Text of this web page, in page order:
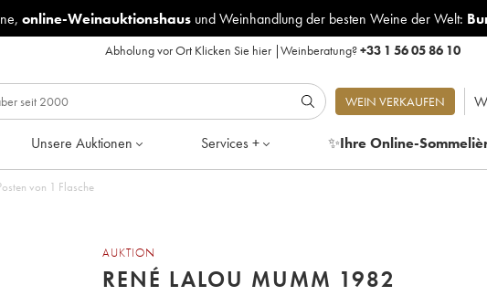
online-Weinauktionshausund Weinhandlung der besten Weine der Welt:
Abholung vor Ort Klicken Sie hier|Weinberatung?+33 1 56 05 86 10
WEIN VERKAUFEN
Unsere Auktionen Services + ✨Ihre Online-
von 1 Flasche
AUKTION
RENÉ LALOU MUMM 1982